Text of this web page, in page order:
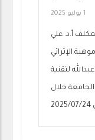
1 يوليو 2025
أ.د. علي
الإثرائي
لتقنية
خلال